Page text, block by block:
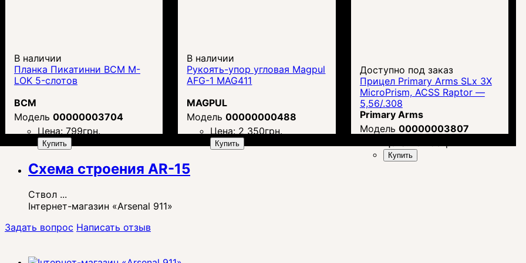
В наличии
Планка Пикатинни BCM M-
LOK 5-слотов
BCM
00000003704
Цена: 799грн.
Купить
В наличии
Рукоять-упор угловая Magpul
AFG-1 MAG411
MAGPUL
00000000488
Цена: 2 350грн.
Купить
Доступно под заказ
Прицел Primary Arms SLx 3X
MicroPrism, ACSS Raptor —
5,56/.308
Primary Arms
00000003807
Купить
Схема строения AR-15
Ствол ...
Інтернет-магазин «Arsenal 911»
Задать вопрос Написать отзыв